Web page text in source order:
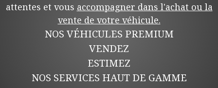
attentes et vous accompagner dans l'achat ou la
vente de votre véhicule.
NOS VÉHICULES PREMIUM
VENDEZ
ESTIMEZ
NOS SERVICES HAUT DE GAMME